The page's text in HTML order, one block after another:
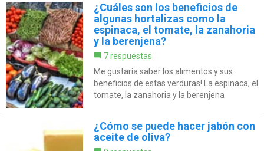
¿Cuáles son los beneficios de
algunas hortalizas como la
espinaca, el tomate, la zanahoria
y la berenjena?
7 respuestas
Me gustaría saber los alimentos y sus
beneficios de estas verduras! La espinaca, el
tomate, la zanahoria y la berenjena
¿Cómo se puede hacer jabón con
aceite de oliva?